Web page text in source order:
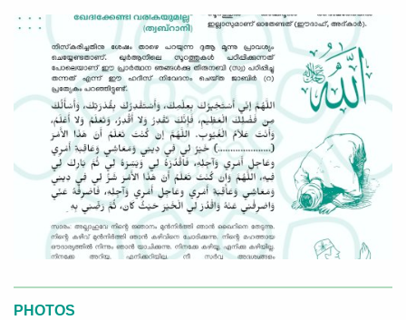
PHOTOS